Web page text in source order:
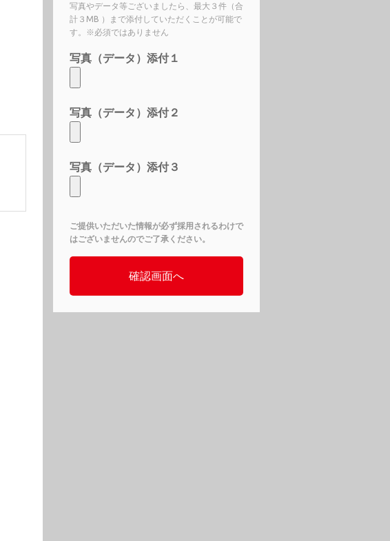
写真やデータ等ございましたら、最大３件（合
計３MB ）まで添付していただくことが可能で
す。※必須ではありません
写真（データ）添付１
写真（データ）添付２
写真（データ）添付３
ご提供いただいた情報が必ず採用されるわけで
はございませんのでご了承ください。